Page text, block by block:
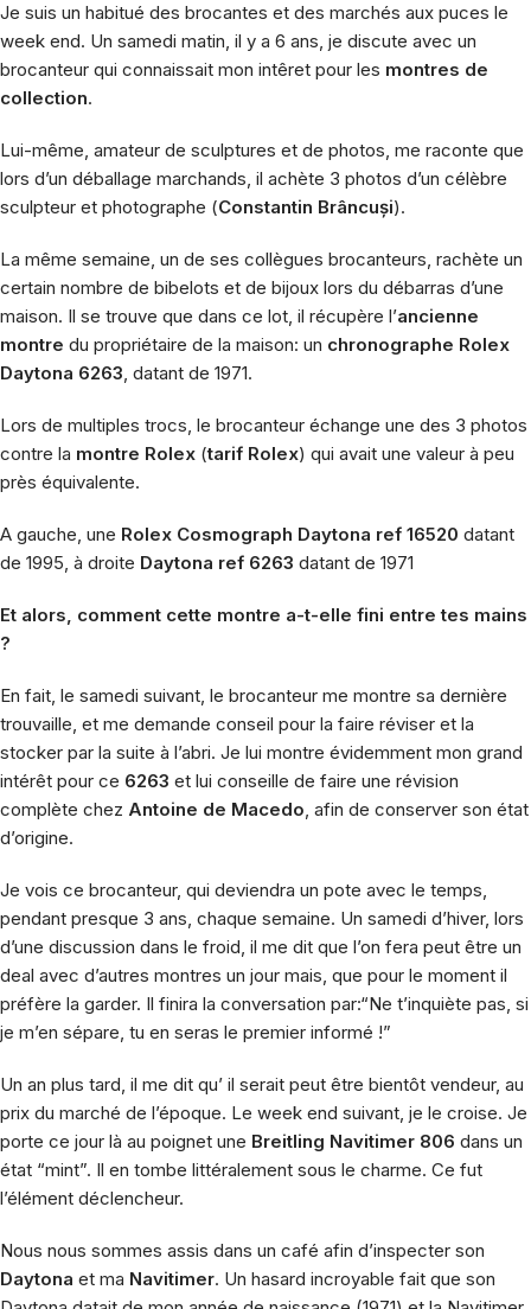
Je suis un habitué des brocantes et des marchés aux puces le
week end. Un samedi matin, il y a 6 ans, je discute avec un
brocanteur qui connaissait mon intêret pour les montres de
collection.
Lui-même, amateur de sculptures et de photos, me raconte que
lors d’un déballage marchands, il achète 3 photos d’un célèbre
sculpteur et photographe (Constantin Brâncuși).
La même semaine, un de ses collègues brocanteurs, rachète un
certain nombre de bibelots et de bijoux lors du débarras d’une
maison. Il se trouve que dans ce lot, il récupère l’ancienne
montre du propriétaire de la maison: un chronographe Rolex
Daytona 6263, datant de 1971.
Lors de multiples trocs, le brocanteur échange une des 3 photos
contre la montre Rolex (tarif Rolex) qui avait une valeur à peu
près équivalente.
A gauche, une Rolex Cosmograph Daytona ref 16520 datant
de 1995, à droite Daytona ref 6263 datant de 1971
Et alors, comment cette montre a-t-elle fini entre tes mains
?
En fait, le samedi suivant, le brocanteur me montre sa dernière
trouvaille, et me demande conseil pour la faire réviser et la
stocker par la suite à l’abri. Je lui montre évidemment mon grand
intérêt pour ce 6263 et lui conseille de faire une révision
complète chez Antoine de Macedo, afin de conserver son état
d’origine.
Je vois ce brocanteur, qui deviendra un pote avec le temps,
pendant presque 3 ans, chaque semaine. Un samedi d’hiver, lors
d’une discussion dans le froid, il me dit que l’on fera peut être un
deal avec d’autres montres un jour mais, que pour le moment il
préfère la garder. Il finira la conversation par:“Ne t’inquiète pas, si
je m’en sépare, tu en seras le premier informé !”
Un an plus tard, il me dit qu’ il serait peut être bientôt vendeur, au
prix du marché de l’époque. Le week end suivant, je le croise. Je
porte ce jour là au poignet une Breitling Navitimer 806 dans un
état “mint”. Il en tombe littéralement sous le charme. Ce fut
l’élément déclencheur.
Nous nous sommes assis dans un café afin d’inspecter son
Daytona et ma Navitimer. Un hasard incroyable fait que son